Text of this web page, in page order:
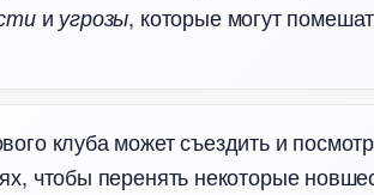
и угрозы, которые могут
клуба может съездить и
чтобы перенять некоторые